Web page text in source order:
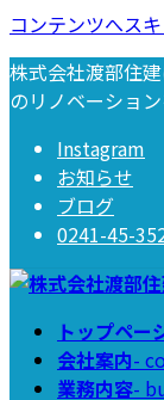
コンテンツへス
株式会社渡部住
のリノベーション
Instagram
お知らせ
ブログ
0241-45-
トップペー
会社案内-
業務内容-